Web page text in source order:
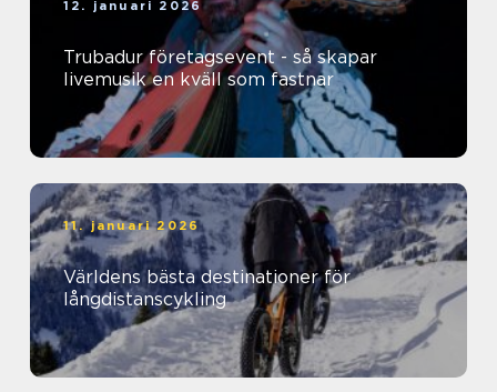
12. januari 2026
Trubadur företagsevent - så skapar
livemusik en kväll som fastnar
11. januari 2026
Världens bästa destinationer för
långdistanscykling